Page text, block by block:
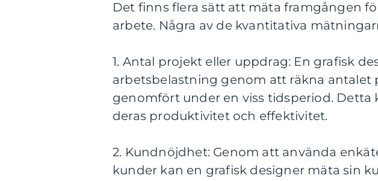
Det finns flera sätt att mäta framgången
arbete. Några av de kvantitativa
1. Antal projekt eller uppdrag: En grafisk
arbetsbelastning genom att räkna antalet
genomfört under en viss tidsperiod.
deras produktivitet och effektivitet.
2. Kundnöjdhet: Genom att använda
kunder kan en grafisk designer mäta sin